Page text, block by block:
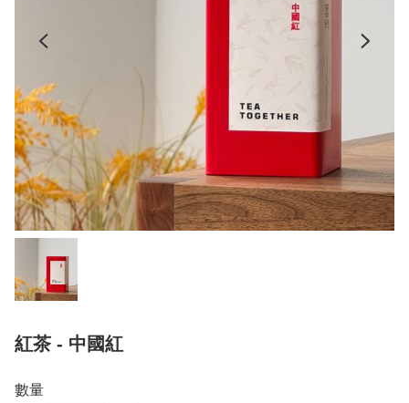
紅茶 - 中國紅
數量